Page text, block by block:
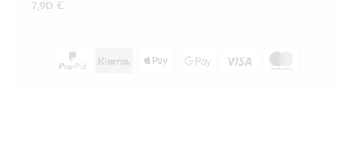
7,90 €